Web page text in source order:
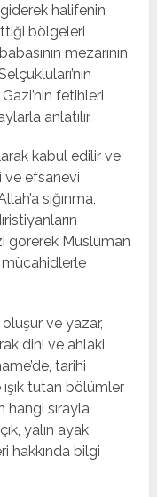
halifenin
bölgeleri
mezarının
fetihleri
anlatılır.
kabul edilir ve
ve efsanevi
sığınma,
görerek Müslüman
mücahidlerle
ve yazar,
dini ve ahlaki
tarihi
ışık tutan bölümler
hangi sırayla
yalın ayak
hakkında bilgi